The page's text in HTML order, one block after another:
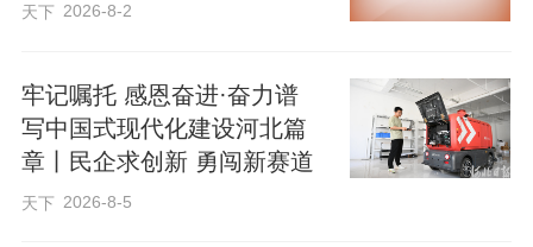
直面科技工作者急难愁盼，一系列改
革举措陆续出台实施。“揭榜挂帅”“赛马
天下 2026-8-2
牢记嘱托 感恩奋进·奋力谱
写中国式现代化建设河北篇
章丨民企求创新 勇闯新赛道
天下 2026-8-5